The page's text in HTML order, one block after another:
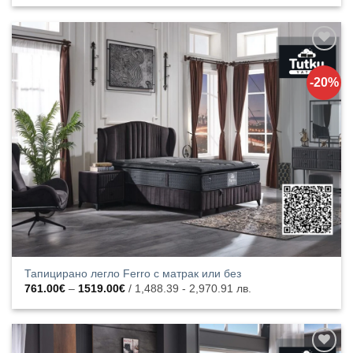
552.00€
1606.00€
-20%
Добавяне
към
списъка с
харесани
продукти
Тапицирано легло Ferro с матрак или без
761.00€ – 1519.00€Price
range:
761.00€
1519.00€
/ 1,488.39 - 2,970.91 лв.